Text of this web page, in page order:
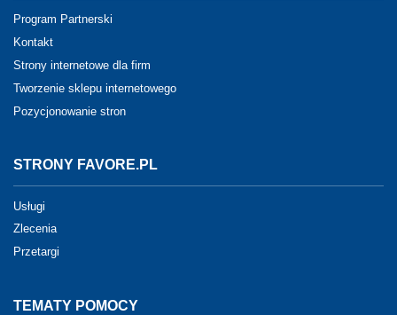
Program Partnerski
Kontakt
Strony internetowe dla firm
Tworzenie sklepu internetowego
Pozycjonowanie stron
STRONY FAVORE.PL
Usługi
Zlecenia
Przetargi
TEMATY POMOCY